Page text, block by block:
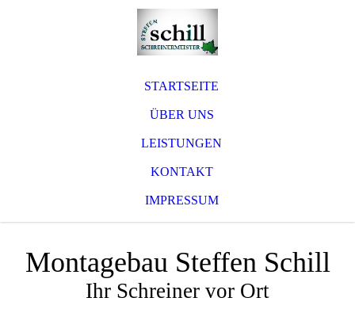
STARTSEITE
ÜBER UNS
LEISTUNGEN
KONTAKT
IMPRESSUM
Montagebau Steffen Schill
Ihr Schreiner vor Ort